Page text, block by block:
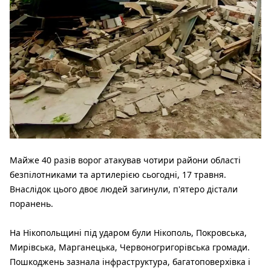
Майже 40 разів ворог атакував чотири райони області
безпілотниками та артилерією сьогодні, 17 травня.
Внаслідок цього двоє людей загинули, п'ятеро дістали
поранень.
На Нікопольщині під ударом були Нікополь, Покровська,
Мирівська, Марганецька, Червоногригорівська громади.
Пошкоджень зазнала інфраструктура, багатоповерхівка і